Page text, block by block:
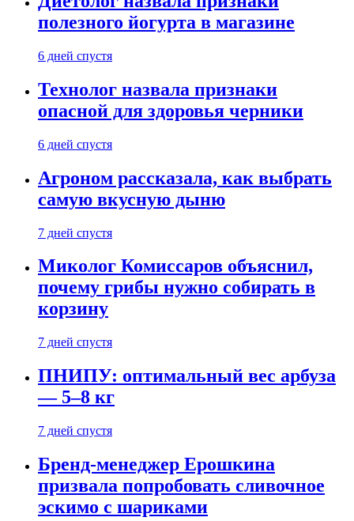
полезного йогурта в магазине
6 дней спустя
Технолог назвала признаки
опасной для здоровья черники
6 дней спустя
Агроном рассказала, как выбрать
самую вкусную дыню
7 дней спустя
Миколог Комиссаров объяснил,
почему грибы нужно собирать в
корзину
7 дней спустя
ПНИПУ: оптимальный вес арбуза
— 5–8 кг
7 дней спустя
Бренд-менеджер Ерошкина
призвала попробовать сливочное
эскимо с шариками